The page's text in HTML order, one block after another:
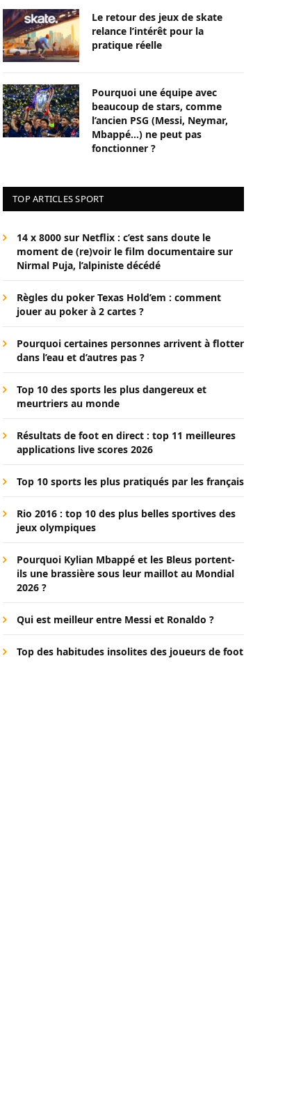
Le retour des jeux de skate
relance l’intérêt pour la
pratique réelle
Pourquoi une équipe avec
beaucoup de stars, comme
l’ancien PSG (Messi, Neymar,
Mbappé…) ne peut pas
fonctionner ?
TOP ARTICLES SPORT
14 x 8000 sur Netflix : c’est sans doute le
moment de (re)voir le film documentaire sur
Nirmal Puja, l’alpiniste décédé
Règles du poker Texas Hold’em : comment
jouer au poker à 2 cartes ?
Pourquoi certaines personnes arrivent à flotter
dans l’eau et d’autres pas ?
Top 10 des sports les plus dangereux et
meurtriers au monde
Résultats de foot en direct : top 11 meilleures
applications live scores 2026
Top 10 sports les plus pratiqués par les français
Rio 2016 : top 10 des plus belles sportives des
jeux olympiques
Pourquoi Kylian Mbappé et les Bleus portent-
ils une brassière sous leur maillot au Mondial
2026 ?
Qui est meilleur entre Messi et Ronaldo ?
Top des habitudes insolites des joueurs de foot